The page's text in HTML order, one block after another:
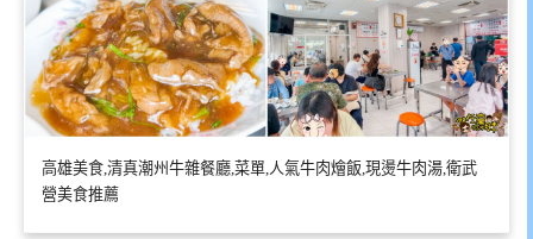
高雄美食,清真潮州牛雜餐廳,菜單,人氣牛肉燴飯,現燙牛肉湯,衛武
營美食推薦